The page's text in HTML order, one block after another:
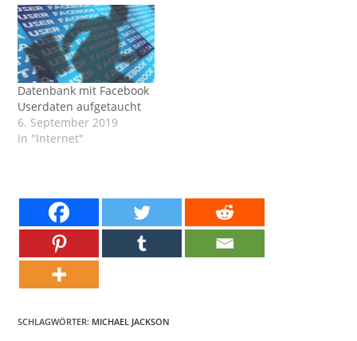
Datenbank mit Facebook
Userdaten aufgetaucht
6. September 2019
In "Internet"
SCHLAGWÖRTER: MICHAEL JACKSON